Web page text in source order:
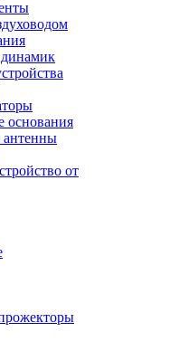
основания
антенны
от